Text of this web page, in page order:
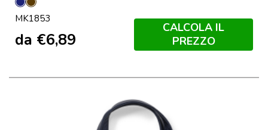
Marineo
Marron
MK1853
da €6,89
CALCOLA IL
PREZZO